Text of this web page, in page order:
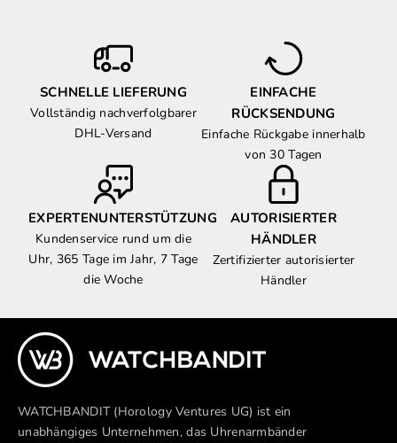
SCHNELLE LIEFERUNG
Vollständig nachverfolgbarer
DHL-Versand
EINFACHE
RÜCKSENDUNG
Einfache Rückgabe innerhalb
von 30 Tagen
EXPERTENUNTERSTÜTZUNG
Kundenservice rund um die
Uhr, 365 Tage im Jahr, 7 Tage
die Woche
AUTORISIERTER
HÄNDLER
Zertifizierter autorisierter
Händler
WATCHBANDIT (Horology Ventures UG) ist ein
unabhängiges Unternehmen, das Uhrenarmbänder